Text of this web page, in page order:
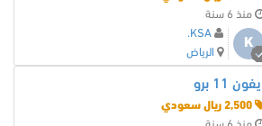
منذ 6 سنة
K
KSA.
الرياض
11 برو